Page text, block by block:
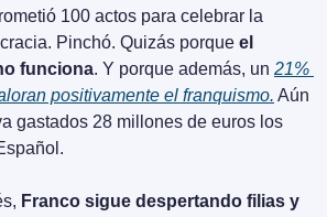
100 actos para celebrar la
Pinchó. Quizás porque el
funciona. Y porque además, un 21%
positivamente el franquismo. Aún
gastados 28 millones de euros los
Franco sigue despertando filias y